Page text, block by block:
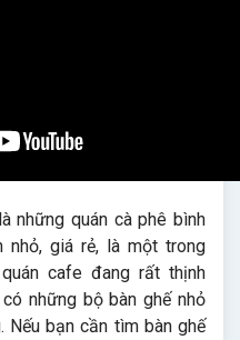
những quán cà phê bình
nhỏ, giá rẻ, là một trong
cafe đang rất thịnh
những bộ bàn ghế nhỏ
Nếu bạn cần tìm bàn ghế